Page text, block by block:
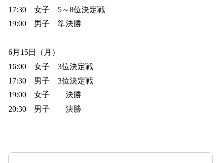
17:30 女子 5～8位決定戦
19:00 男子 準決勝
6月15日（月）
16:00 女子 3位決定戦
17:30 男子 3位決定戦
19:00 女子 決勝
20:30 男子 決勝